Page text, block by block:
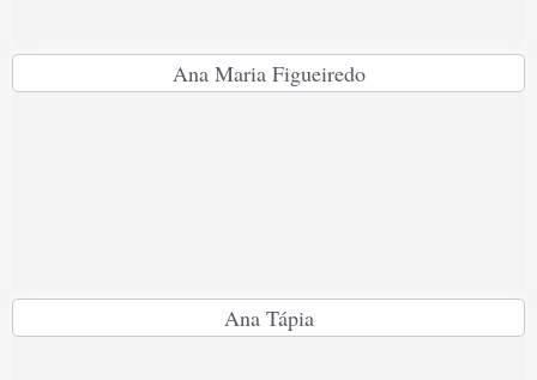
Ana Maria Figueiredo
Ana Tápia